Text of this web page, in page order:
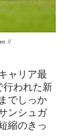
//
ャリア最
行われた新
でしっか
ンシュガ
縮のきっ